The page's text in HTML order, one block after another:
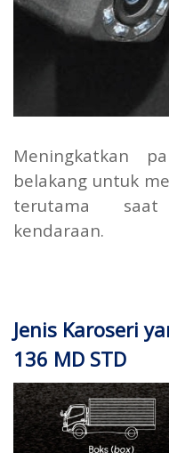
Meningkatkan
belakang untuk
terutama
kendaraan.
Jenis Karoseri
136 MD STD